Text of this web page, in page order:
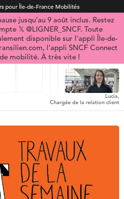
pour Île-de-France Mobilités
jusqu'au 9 août inclus. Restez
𝕏 @LIGNER_SNCF. Toute
disponible sur l'appli Île-de-
l'appli SNCF Connect
mobilité. À très vite !
Lucia,
Chargée de la relation client